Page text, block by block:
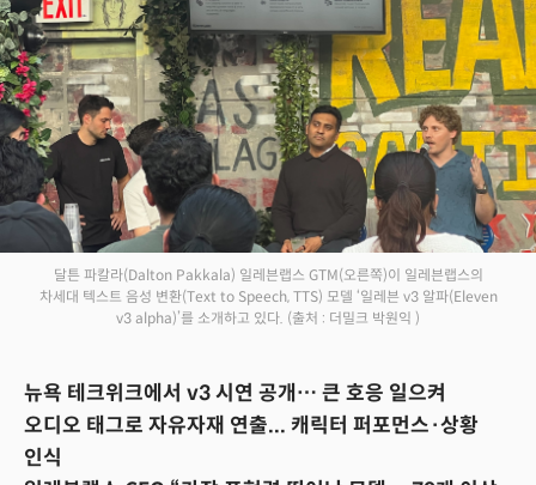
달튼 파칼라(Dalton Pakkala) 일레븐랩스 GTM(오른쪽)이 일레븐랩스의
차세대 텍스트 음성 변환(Text to Speech, TTS) 모델 ‘일레븐 v3 알파(Eleven
v3 alpha)’를 소개하고 있다. (출처 : 더밀크 박원익 )
뉴욕 테크위크에서 v3 시연 공개… 큰 호응 일으켜
오디오 태그로 자유자재 연출... 캐릭터 퍼포먼스·상황
인식